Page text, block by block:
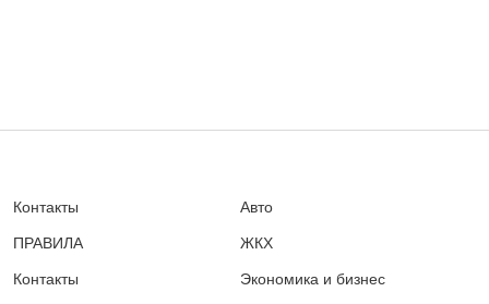
Контакты
ПРАВИЛА
Контакты
Авто
ЖКХ
Экономика и бизнес